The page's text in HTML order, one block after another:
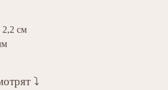
2,2 см
⤵